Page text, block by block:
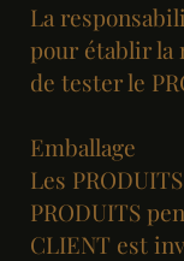
La
pour établir la
de tester le
Emballage
Les
PRODUITS
CLIENT est